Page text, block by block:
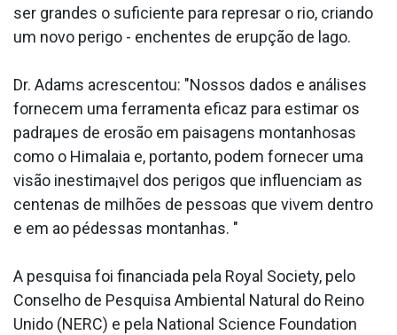
ser grandes o suficiente para represar o rio, criando
um novo perigo - enchentes de erupção de lago.
Dr. Adams acrescentou: "Nossos dados e análises
fornecem uma ferramenta eficaz para estimar os
padraµes de erosão em paisagens montanhosas
como o Himalaia e, portanto, podem fornecer uma
visão inestima¡vel dos perigos que influenciam as
centenas de milhões de pessoas que vivem dentro
e em ao pédessas montanhas. "
A pesquisa foi financiada pela Royal Society, pelo
Conselho de Pesquisa Ambiental Natural do Reino
Unido (NERC) e pela National Science Foundation